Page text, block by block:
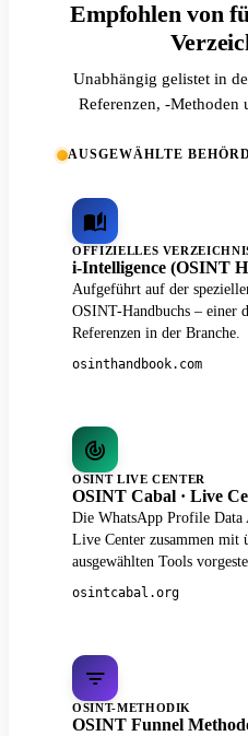
Empfohlen von
Unabhängig gelistet in
Referenzen, -
AUSGEWÄHLTE
OFFIZIELLES
i-Intelligence (OSINT
Aufgeführt auf der
OSINT-Handbuchs – einer
Referenzen in der Branche.
osinthandbook.com
OSINT LIVE CENTER
OSINT Cabal · Live
Die WhatsApp Profile
Live Center zusammen mit
ausgewählten Tools
osintcabal.org
OSINT-METHODIK
OSINT Funnel